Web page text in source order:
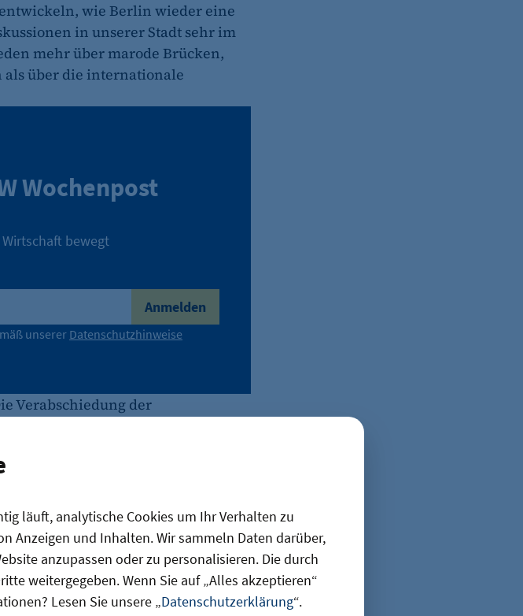
läuft, analytische Cookies um Ihr Verhalten zu
Anzeigen und Inhalten. Wir sammeln Daten darüber,
anzupassen oder zu personalisieren. Die durch
weitergegeben. Wenn Sie auf „Alles akzeptieren“
Lesen Sie unsere „Datenschutzerklärung“.
wie Berlin wieder eine
in unserer Stadt sehr im
mehr über marode Brücken,
als über die internationale
Wochenpost
bewegt
Anmelden
unsererDatenschutzhinweise
Verabschiedung der
Wo wird noch zu viel gebremst?
wir weg vom lähmenden Image
um die klügsten Köpfe,
Geschäftsideen